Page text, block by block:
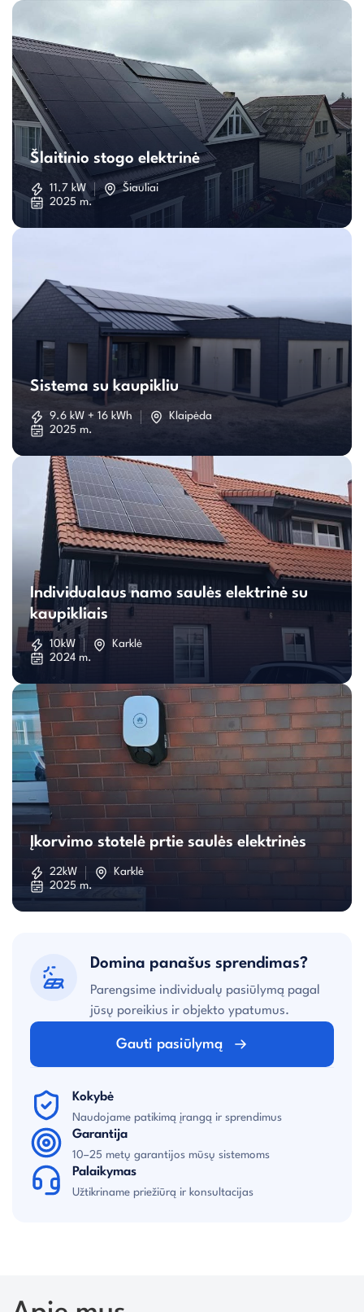
Šlaitinio
stogo
elektrinė
Šlaitinio stogo elektrinė
11.7 kW
Šiauliai
2025 m.
Sistema
su
kaupikliu
Sistema su kaupikliu
9.6 kW + 16 kWh
Klaipėda
2025 m.
Individualaus
namo
saulės
elektrinė
su
kaupikliais
Individualaus namo saulės elektrinė su
kaupikliais
10kW
Karklė
2024 m.
Įkorvimo
stotelė
Įkorvimo stotelė prtie saulės elektrinės
22kW
Karklė
2025 m.
Domina panašus sprendimas?
Parengsime individualų pasiūlymą pagal
jūsų poreikius ir objekto ypatumus.
Gauti pasiūlymą
Kokybė
Naudojame patikimą įrangą ir sprendimus
Garantija
10–25 metų garantijos mūsų sistemoms
Palaikymas
Užtikriname priežiūrą ir konsultacijas